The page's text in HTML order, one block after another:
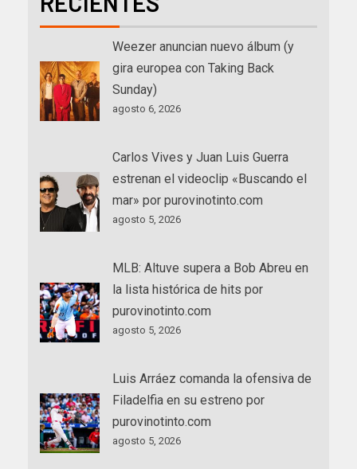
Weezer anuncian nuevo álbum (y
gira europea con Taking Back
Sunday)
agosto 6, 2026
Carlos Vives y Juan Luis Guerra
estrenan el videoclip «Buscando el
mar» por purovinotinto.com
agosto 5, 2026
MLB: Altuve supera a Bob Abreu en
la lista histórica de hits por
purovinotinto.com
agosto 5, 2026
Luis Arráez comanda la ofensiva de
Filadelfia en su estreno por
purovinotinto.com
agosto 5, 2026